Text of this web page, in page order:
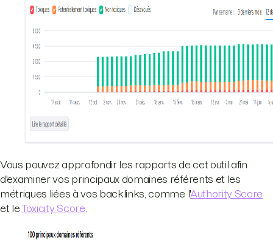
Vous pouvez approfondir les rapports de cet outil afin
d'examiner vos principaux domaines référents et les
métriques liées à vos backlinks, comme l'Authority Score
et leToxicity Score